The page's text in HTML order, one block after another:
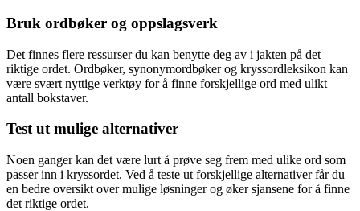
Bruk ordbøker og oppslagsverk
Det finnes flere ressurser du kan benytte deg av i jakten på det
riktige ordet. Ordbøker, synonymordbøker og kryssordleksikon kan
være svært nyttige verktøy for å finne forskjellige ord med ulikt
antall bokstaver.
Test ut mulige alternativer
Noen ganger kan det være lurt å prøve seg frem med ulike ord som
passer inn i kryssordet. Ved å teste ut forskjellige alternativer får du
en bedre oversikt over mulige løsninger og øker sjansene for å finne
det riktige ordet.